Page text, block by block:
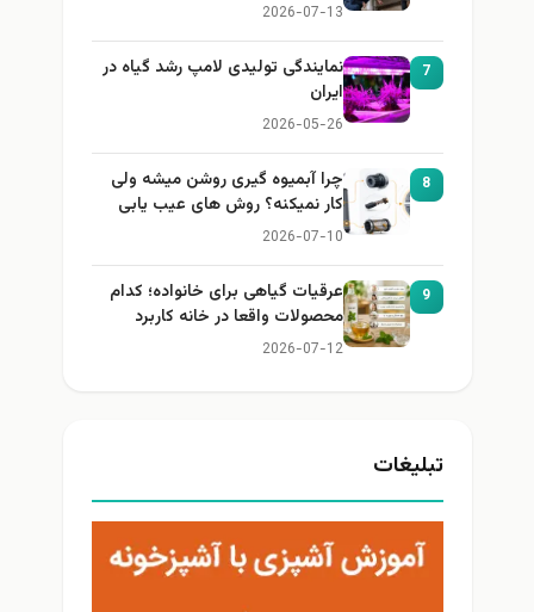
2026-07-13
7
نمایندگی تولیدی لامپ رشد گیاه در
ایران
2026-05-26
8
چرا آبمیوه گیری روشن میشه ولی
کار نمیکنه؟ روش های عیب یابی
2026-07-10
9
عرقیات گیاهی برای خانواده؛ کدام
محصولات واقعا در خانه کاربرد
دارند؟
2026-07-12
تبلیغات